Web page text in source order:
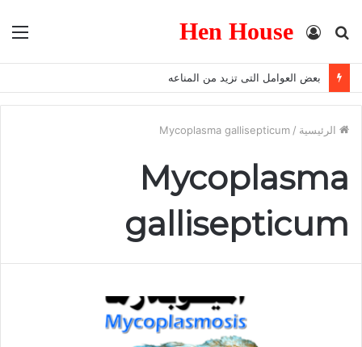
Hen House
بحث
تسجيل
بعض العوامل التى تزيد من المناعه
الرئيسية /
Mycoplasma gallisepticum
Mycoplasma
gallisepticum